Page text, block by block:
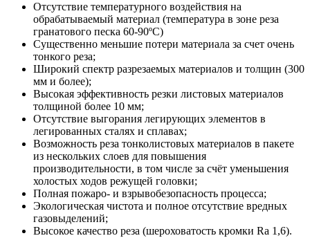
Отсутствие температурного воздействия на
обрабатываемый материал (температура в зоне реза
гранатового песка 60-90ºС)
Существенно меньшие потери материала за счет очень
тонкого реза;
Широкий спектр разрезаемых материалов и толщин (300
мм и более);
Высокая эффективность резки листовых материалов
толщиной более 10 мм;
Отсутствие выгорания легирующих элементов в
легированных сталях и сплавах;
Возможность реза тонколистовых материалов в пакете
из нескольких слоев для повышения
производительности, в том числе за счёт уменьшения
холостых ходов режущей головки;
Полная пожаро- и взрывобезопасность процесса;
Экологическая чистота и полное отсутствие вредных
газовыделений;
Высокое качество реза (шероховатость кромки Ra 1,6).